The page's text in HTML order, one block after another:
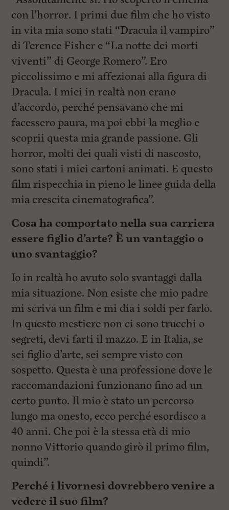
con l’horror. I primi due film che ho visto
in vita mia sono stati “Dracula il vampiro”
di Terence Fisher e “La notte dei morti
viventi” di George Romero”. Ero
piccolissimo e mi affezionai alla figura di
Dracula. I miei in realtà non erano
d’accordo, perché pensavano che mi
facessero paura, ma poi ebbi la meglio e
scoprii questa mia grande passione. Gli
horror, molti dei quali visti di nascosto,
sono stati i miei cartoni animati. E questo
film rispecchia in pieno le linee guida della
mia crescita cinematografica”.
Cosa ha comportato nella sua carriera
essere figlio d’arte? È un vantaggio o
uno svantaggio?
Io in realtà ho avuto solo svantaggi dalla
mia situazione. Non esiste che mio padre
mi scriva un film e mi dia i soldi per farlo.
In questo mestiere non ci sono trucchi o
segreti, devi farti il mazzo. E in Italia, se
sei figlio d’arte, sei sempre visto con
sospetto. Questa è una professione dove le
raccomandazioni funzionano fino ad un
certo punto. Il mio è stato un percorso
lungo ma onesto, ecco perché esordisco a
40 anni. Che poi è la stessa età di mio
nonno Vittorio quando girò il primo film,
quindi”.
Perché i livornesi dovrebbero venire a
vedere il suo film?